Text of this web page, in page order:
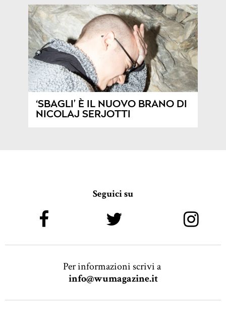
‘SBAGLI’ È IL NUOVO BRANO DI
NICOLAJ SERJOTTI
Seguici su
Per informazioni scrivi a
info@wumagazine.it